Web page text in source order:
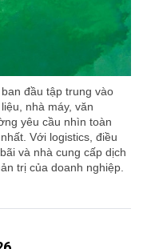
đầu tập trung vào
nhà máy, văn
yêu cầu nhìn toàn
Với logistics, điều
và nhà cung cấp dịch
trị của doanh nghiệp.